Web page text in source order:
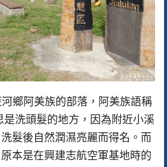
河鄉阿美族的部落，阿美族語稱
是洗頭髮的地方，因為附近小溪
髮後自然潤濕亮麗而得名。而
原本是在興建志航空軍基地時的